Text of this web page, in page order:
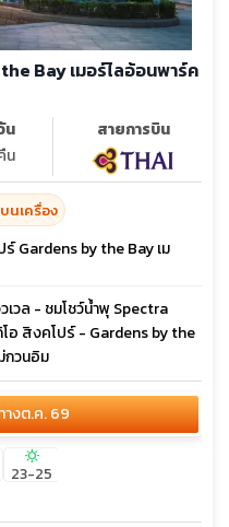
น
น
สายการบิน
นเครื่อง
Gardens by the Bay เม
วล - ชมโชว์น้ำพุ Spectra
อ สิงคโปร์ - Gardens by the
กวนอิม
างต.ค. 69
sunny
23-25